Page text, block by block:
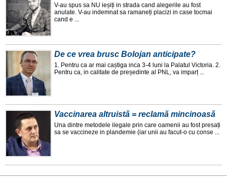
V-au spus sa NU ieșiți in strada cand alegerile au fost
anulate. V-au indemnat sa ramaneți placizi in case tocmai
cand e ...
De ce vrea brusc Bolojan anticipate?
1. Pentru ca ar mai caștiga inca 3-4 luni la Palatul Victoria. 2.
Pentru ca, in calitate de președinte al PNL, va imparț ...
Vaccinarea altruistă = reclamă mincinoasă
Una dintre metodele ilegale prin care oamenii au fost presați
sa se vaccineze in plandemie (iar unii au facut-o cu conse ...